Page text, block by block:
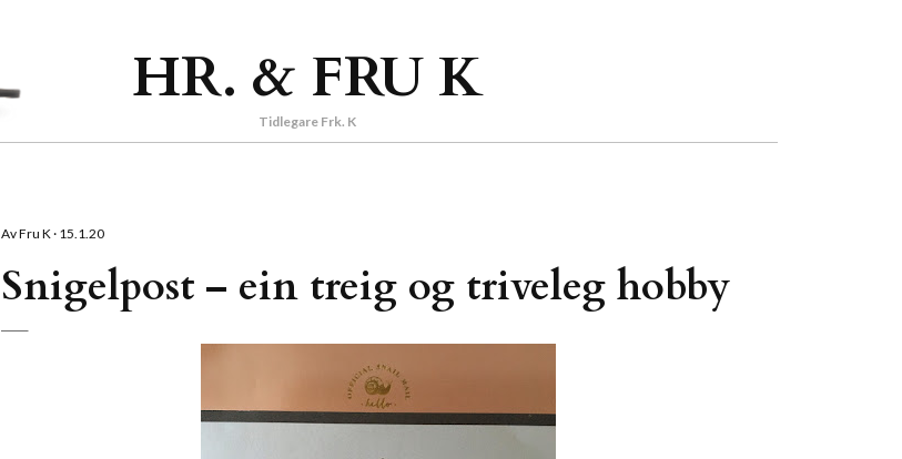
HR. & FRU K
Tidlegare Frk. K
AvFru K 15.1.20
Snigelpost – ein treig og triveleg hobby